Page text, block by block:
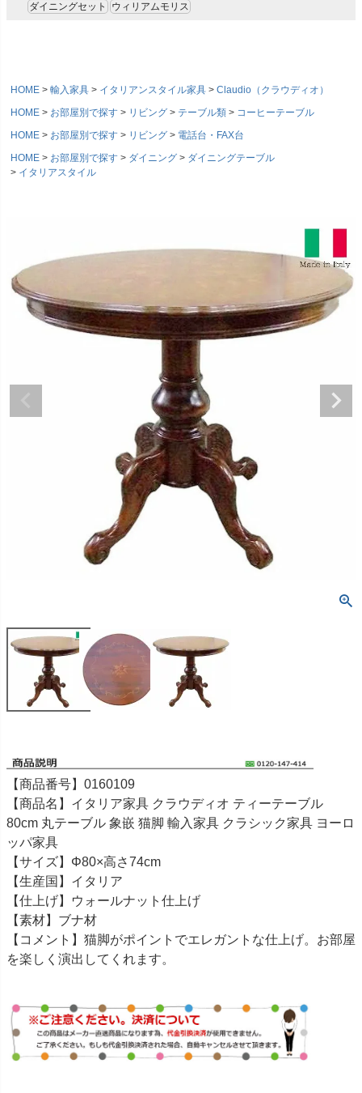
ダイニングセット
ウィリアムモリス
HOME 輸入家具 イタリアンスタイル家具
Claudio（クラウディオ）
HOME
お部屋別で探す リビング テーブル類
コーヒーテーブル
HOME
お部屋別で探す リビング
電話台・FAX台
HOME
お部屋別で探す ダイニング
ダイニングテーブル
イタリアスタイル
【商品番号】0160109
【商品名】イタリア家具 クラウディオ ティーテーブル
80cm 丸テーブル 象嵌 猫脚 輸入家具 クラシック家具 ヨーロ
ッパ家具
【サイズ】Φ80×高さ74cm
【生産国】イタリア
【仕上げ】ウォールナット仕上げ
【素材】ブナ材
【コメント】猫脚がポイントでエレガントな仕上げ。お部屋
を楽しく演出してくれます。